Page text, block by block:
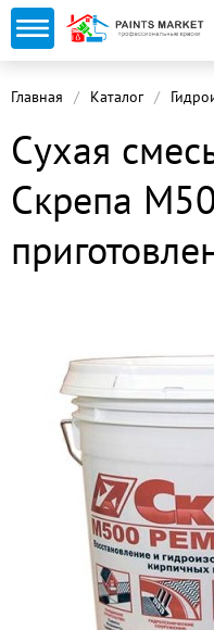
Главная Каталог
Сухая
Скрепа